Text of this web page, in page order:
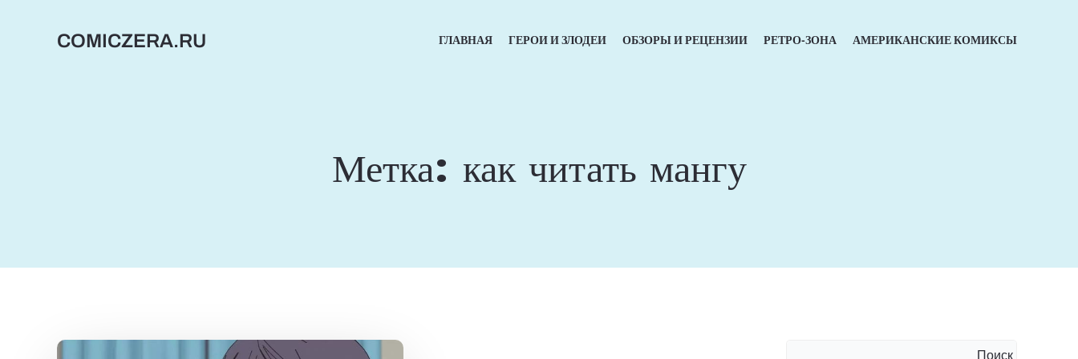
содержимомуCOMICZERA.RU ГЛАВНАЯ ГЕРОИ И ЗЛОДЕИ ОБЗОРЫ И РЕЦЕНЗИИ РЕТРО-ЗОНА АМЕРИКАНСКИЕ КОМИКСЫ
Метка: как читать мангу
Поиск